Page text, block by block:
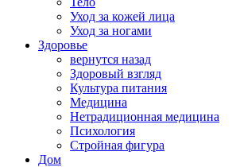
Уход за кожей лица
Уход за ногами
Здоровье
вернутся назад
Здоровый взгляд
Культура питания
Медицина
Нетрадиционная медицина
Психология
Стройная фигура
Дом